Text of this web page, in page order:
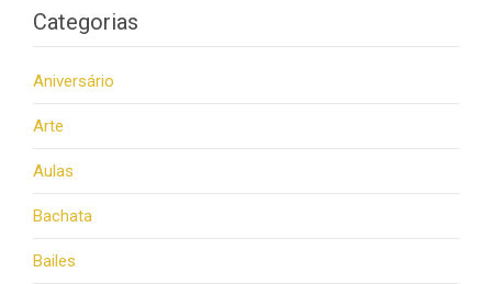
Categorias
Aniversário
Arte
Aulas
Bachata
Bailes